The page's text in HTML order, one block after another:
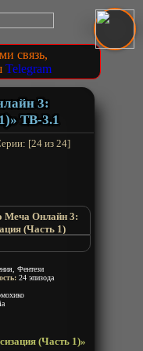
связь,
Telegram
3:
ТВ-3.1
[24 из 24]
Меча Онлайн 3:
(Часть 1)
Alicization 3rd
Season
3.1
Фентези
24 эпизода
(Часть 1)»